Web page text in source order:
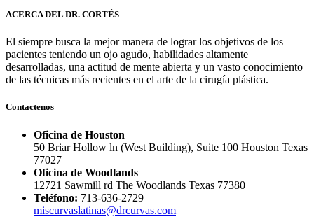
ACERCA DEL DR. CORTÉS
El siempre busca la mejor manera de lograr los objetivos de los
pacientes teniendo un ojo agudo, habilidades altamente
desarrolladas, una actitud de mente abierta y un vasto conocimiento
de las técnicas más recientes en el arte de la cirugía plástica.
Contactenos
Oficina de Houston
50 Briar Hollow ln (West Building), Suite 100 Houston Texas
77027
Oficina de Woodlands
12721 Sawmill rd The Woodlands Texas 77380
Teléfono: 713-636-2729
miscurvaslatinas@drcurvas.com